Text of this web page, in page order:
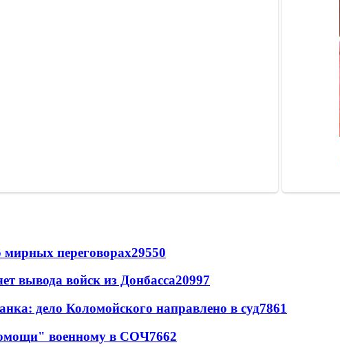
мирных переговорах29550
вывода войск из Донбасса20997
дело Коломойского направлено в суд7861
военному в СОЧ7662